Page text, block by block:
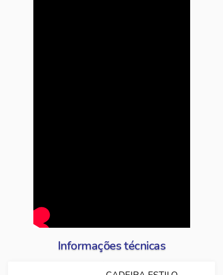
Informações técnicas